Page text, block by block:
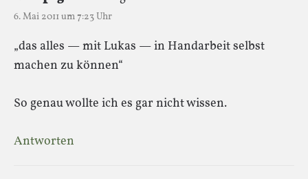
6. Mai 2011 um 7:23 Uhr
„das alles — mit Lukas — in Handarbeit selbst
machen zu können“
So genau wollte ich es gar nicht wissen.
Antworten